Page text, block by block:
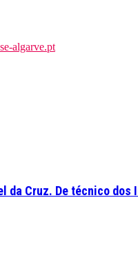
algarve.pt
da Cruz. De técnico